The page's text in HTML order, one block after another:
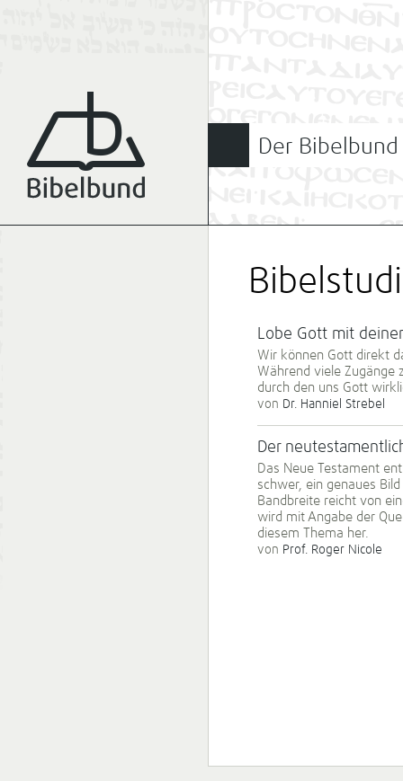
Der Bibelbund
Lobe Gott mit
Wir können Gott direkt
Während viele Zugänge
durch den uns Gott
von Dr. Hanniel Strebel
Der
Das Neue Testament
schwer, ein genaues
Bandbreite reicht von
wird mit Angabe der
diesem Thema her.
von Prof. Roger Nicole